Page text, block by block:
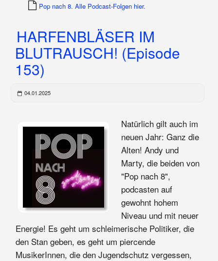
Pop nach 8. Alle Podcast-Folgen hier.
HARFENBLÄSER IM
BLUTRAUSCH! (Episode
153)
04.01.2025
Natürlich gilt auch im
neuen Jahr: Ganz die
Alten! Andy und
Marty, die beiden von
"Pop nach 8",
podcasten auf
gewohnt hohem
Niveau und mit neuer
Energie! Es geht um schleimerische Politiker, die
den Stan geben, es geht um piercende
MusikerInnen, die den Jugendschutz vergessen,